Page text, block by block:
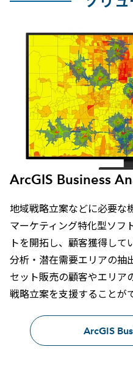
ArcGIS Business
地域戦略立案などに必要な
マーケティング特化型ソフ
トを開拓し、顧客獲得し
分析・潜在需要エリアの抽
セット販売の顧客やエリア
戦略立案を支援することが
ArcGIS